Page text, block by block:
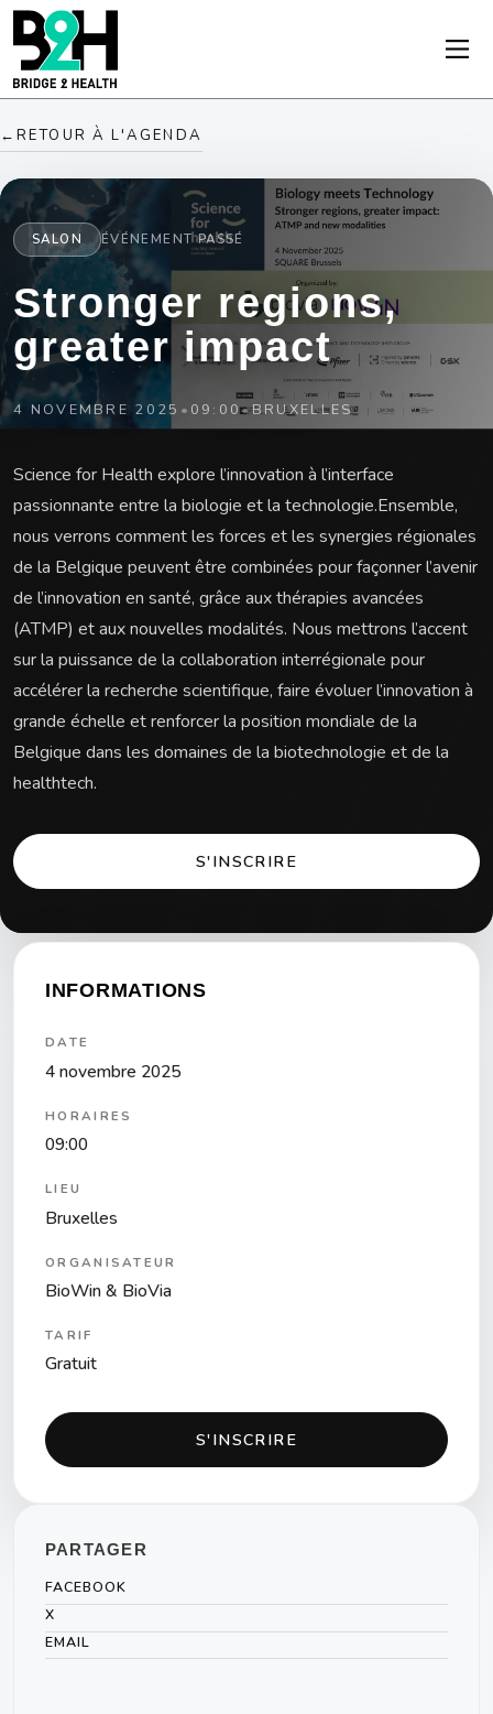
←RETOUR À L'AGENDA
SALON ÉVÉNEMENT PASSÉ
Stronger regions,
greater impact
4 NOVEMBRE 2025 • 09:00•BRUXELLES
Science for Health explore l’innovation à l’interface
passionnante entre la biologie et la technologie.Ensemble,
nous verrons comment les forces et les synergies régionales
de la Belgique peuvent être combinées pour façonner l’avenir
de l’innovation en santé, grâce aux thérapies avancées
(ATMP) et aux nouvelles modalités. Nous mettrons l’accent
sur la puissance de la collaboration interrégionale pour
accélérer la recherche scientifique, faire évoluer l’innovation à
grande échelle et renforcer la position mondiale de la
Belgique dans les domaines de la biotechnologie et de la
healthtech.
S'INSCRIRE
INFORMATIONS
DATE
4 novembre 2025
HORAIRES
09:00
LIEU
Bruxelles
ORGANISATEUR
BioWin & BioVia
TARIF
Gratuit
S'INSCRIRE
PARTAGER
FACEBOOK
X
EMAIL